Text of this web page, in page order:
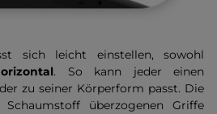
sich leicht einstellen, sowohl
. So kann jeder einen
zu seiner Körperform passt. Die
überzogenen Griffe